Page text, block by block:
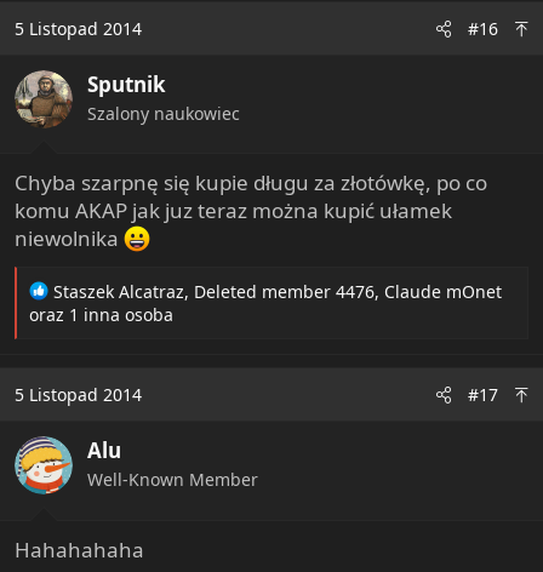
t
o
n
s
5 Listopad 2014 #16
Sputnik
Szalony naukowiec
Chyba szarpnę się kupie długu za złotówkę, po co
komu AKAP jak juz teraz można kupić ułamek
niewolnika
R
e
i
n
s
:
Staszek Alcatraz, Deleted member 4476, Claude mOnet
oraz 1 inna osoba
5 Listopad 2014 #17
Alu
Well-Known Member
Hahahahaha